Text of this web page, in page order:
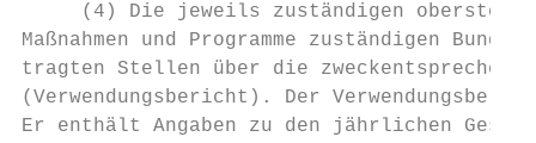
(4) Die jeweils zuständigen obersten
Maßnahmen und Programme zuständigen
tragten Stellen über die
(Verwendungsbericht). Der
Er enthält Angaben zu den jährlichen